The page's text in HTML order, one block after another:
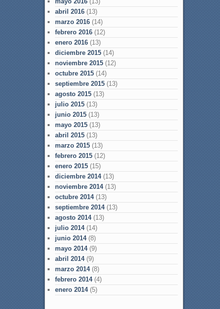
abril 2016(13)
marzo 2016(14)
febrero 2016(12)
enero 2016(13)
diciembre 2015(14)
noviembre 2015(12)
octubre 2015(14)
septiembre 2015(13)
agosto 2015(13)
julio 2015(13)
junio 2015(13)
mayo 2015(13)
abril 2015(13)
marzo 2015(13)
febrero 2015(12)
enero 2015(15)
diciembre 2014(13)
noviembre 2014(13)
octubre 2014(13)
septiembre 2014(13)
agosto 2014(13)
julio 2014(14)
junio 2014(8)
mayo 2014(9)
abril 2014(9)
marzo 2014(8)
febrero 2014(4)
enero 2014(5)